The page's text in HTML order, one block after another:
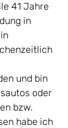
41 Jahre
in
und bin
oder
bzw.
habe ich